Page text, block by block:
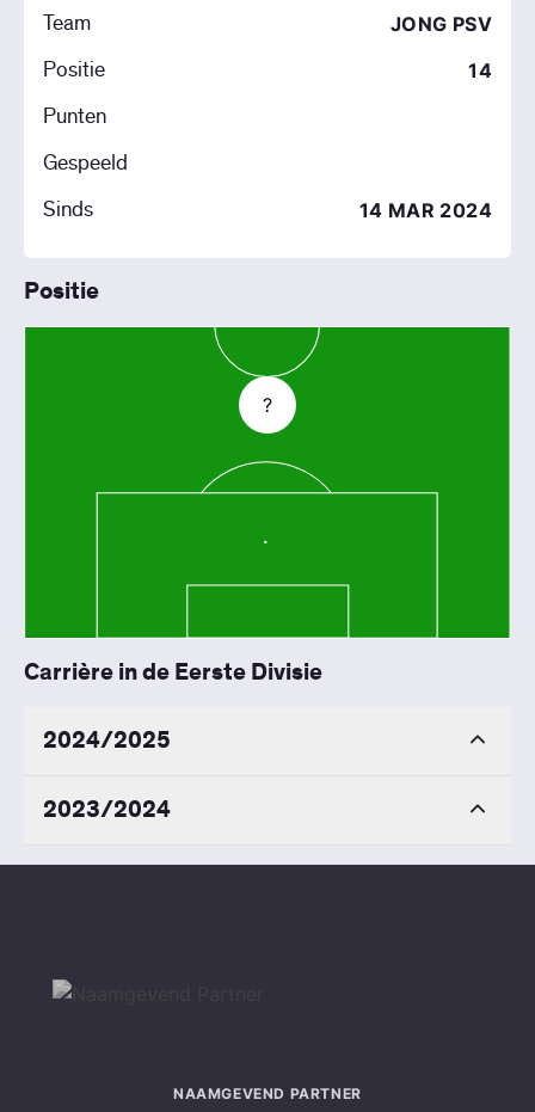
Team JONG PSV
Positie 14
Punten
Gespeeld
Sinds
14 MAR 2024
Positie
?
Carrière in de Eerste Divisie
2024/2025
2023/2024
NAAMGEVEND PARTNER